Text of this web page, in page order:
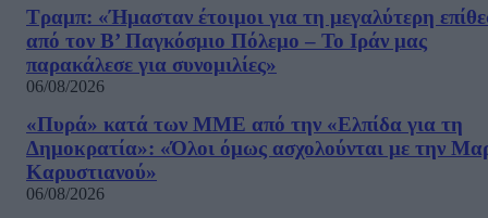
Τραμπ: «Ήμασταν έτοιμοι για τη μεγαλύτερη
από τον Β’ Παγκόσμιο Πόλεμο – Το Ιράν μας
παρακάλεσε για συνομιλίες»
06/08/2026
«Πυρά» κατά των ΜΜΕ από την «Ελπίδα για τη
Δημοκρατία»: «Όλοι όμως ασχολούνται με την
Καρυστιανού»
06/08/2026